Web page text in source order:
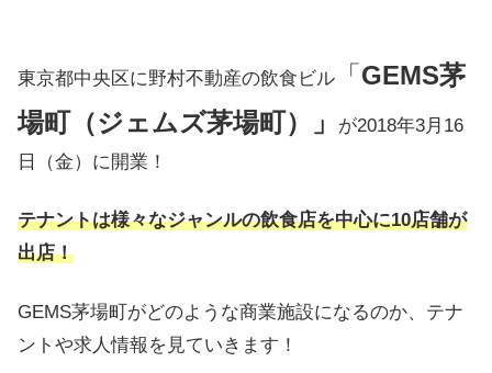
東京都中央区に野村不動産の飲食ビル 「GEMS茅
場町（ジェムズ茅場町）」
が2018年3月16
日（金）に開業！
テナントは様々なジャンルの飲食店を中心に10店舗が
出店！
GEMS茅場町がどのような商業施設になるのか、テナ
ントや求人情報を見ていきます！